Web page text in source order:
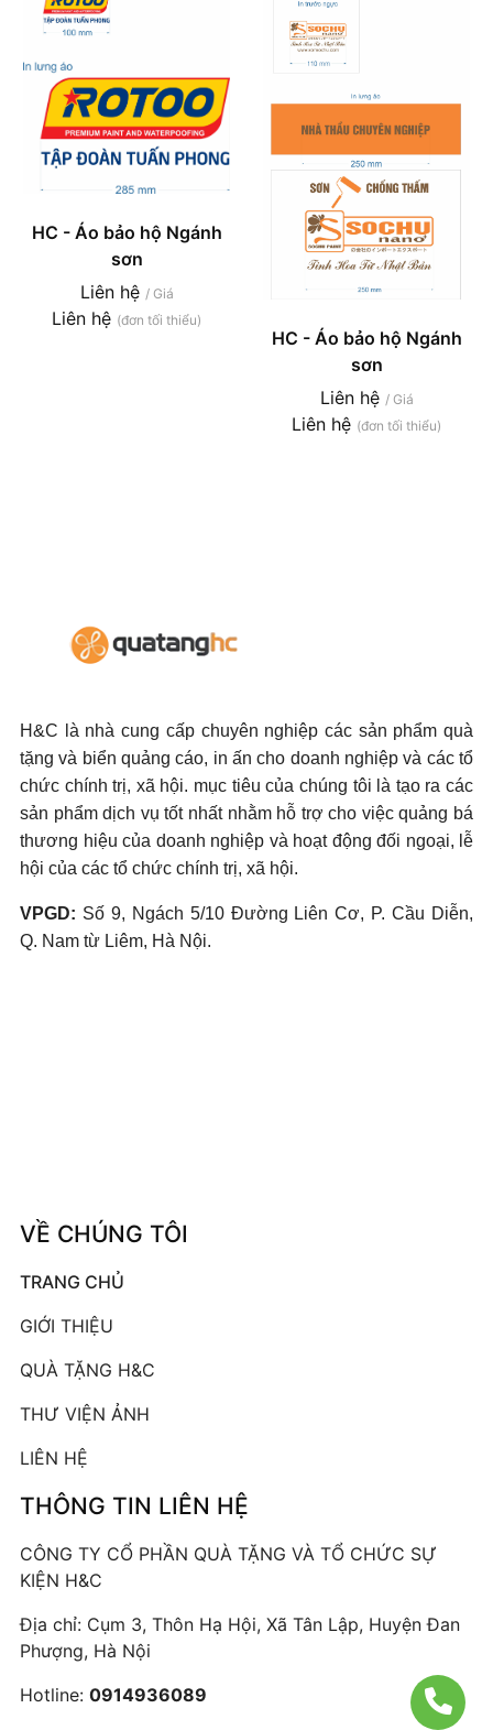
HC - Áo bảo hộ Ngánh
sơn
Liên hệ / Giá
Liên hệ (đơn tối thiểu)
HC - Áo bảo hộ Ngánh
sơn
Liên hệ / Giá
Liên hệ (đơn tối thiểu)
H&C là nhà cung cấp chuyên nghiệp các sản phẩm quà
tặng và biển quảng cáo, in ấn cho doanh nghiệp và các tổ
chức chính trị, xã hội. mục tiêu của chúng tôi là tạo ra các
sản phẩm dịch vụ tốt nhất nhằm hỗ trợ cho việc quảng bá
thương hiệu của doanh nghiệp và hoạt động đối ngoại, lễ
hội của các tổ chức chính trị, xã hội.
VPGD: Số 9, Ngách 5/10 Đường Liên Cơ, P. Cầu Diễn,
Q. Nam từ Liêm, Hà Nội.
VỀ CHÚNG TÔI
TRANG CHỦ
GIỚI THIỆU
QUÀ TẶNG H&C
THƯ VIỆN ẢNH
LIÊN HỆ
THÔNG TIN LIÊN HỆ
CÔNG TY CỔ PHẦN QUÀ TẶNG VÀ TỔ CHỨC SỰ
KIỆN H&C
Địa chỉ: Cụm 3, Thôn Hạ Hội, Xã Tân Lập, Huyện Đan
Phượng, Hà Nội
Hotline: 0914936089